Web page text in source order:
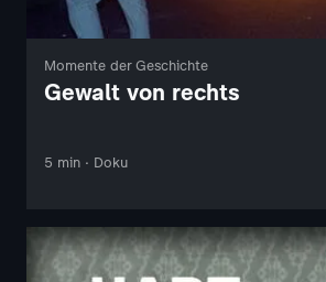
Momente der Geschichte
Gewalt von rechts
5 min · Doku